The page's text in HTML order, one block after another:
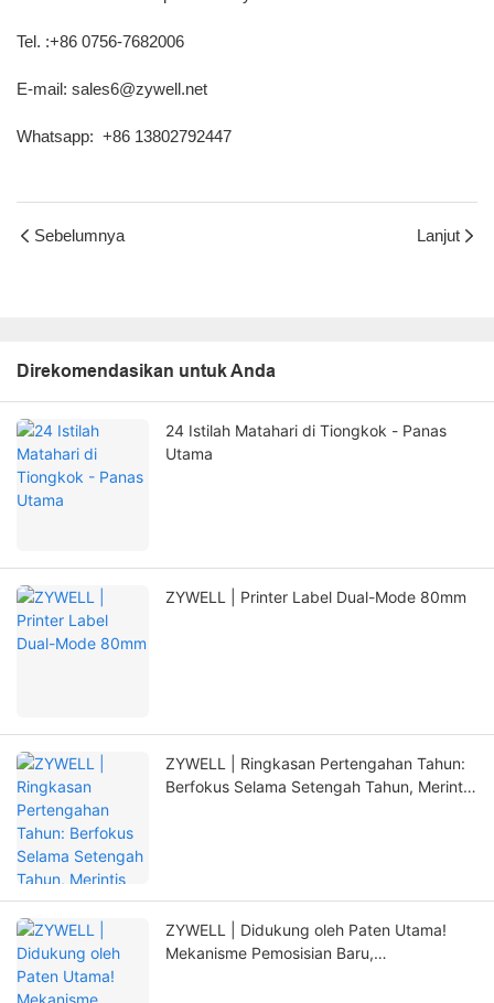
Tel. :+86 0756-7682006
E-mail: sales6@zywell.net
Whatsapp: +86 13802792447
Sebelumnya Lanjut
Direkomendasikan untuk Anda
24 Istilah Matahari di Tiongkok - Panas
Utama
ZYWELL | Printer Label Dual-Mode 80mm
ZYWELL | Ringkasan Pertengahan Tahun:
Berfokus Selama Setengah Tahun, Merintis
ZYWELL | Didukung oleh Paten Utama!
Mekanisme Pemosisian Baru,